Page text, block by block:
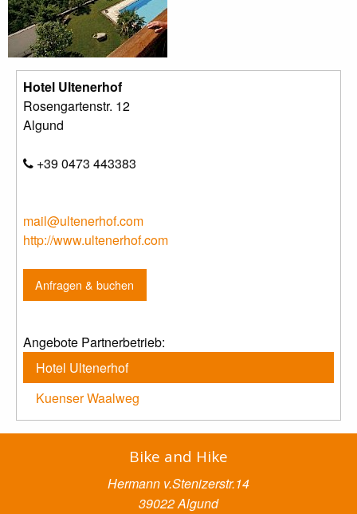
Hotel Ultenerhof
Rosengartenstr. 12
Algund
+39 0473 443383
mail@ultenerhof.com
http://www.ultenerhof.com
Anfragen & buchen
Angebote Partnerbetrieb:
Hotel Ultenerhof
Kuenser Waalweg
Bike and Hike
Hermann v.Stenizerstr.14
39022 Algund